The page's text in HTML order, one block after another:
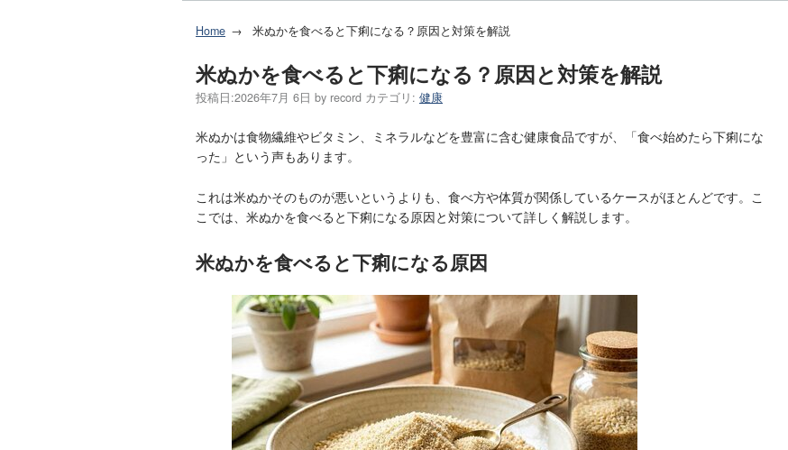
Home 米ぬかを食べると下痢になる？原因と対策を解説
米ぬかを食べると下痢になる？原因と対策を解説
投稿日:2026年7月 6日 by record カテゴリ: 健康
米ぬかは食物繊維やビタミン、ミネラルなどを豊富に含む健康食品ですが、「食べ始めたら下痢にな
った」という声もあります。
これは米ぬかそのものが悪いというよりも、食べ方や体質が関係しているケースがほとんどです。こ
こでは、米ぬかを食べると下痢になる原因と対策について詳しく解説します。
米ぬかを食べると下痢になる原因